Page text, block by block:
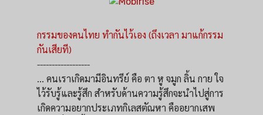
กรรมของคนไทย ทำกันไว้เอง (ถึงเวลา มาแก้กรรม
กันเสียที)
------------------
... คนเราเกิดมามีอินทรีย์ คือ ตา หู จมูก ลิ้น กาย ใจ
ไว้รับรู้และรู้สึก สำหรับด้านความรู้สึกจะนำไปสู่การ
เกิดความอยากประเภทกิเลสตัณหา คืออยากเสพ